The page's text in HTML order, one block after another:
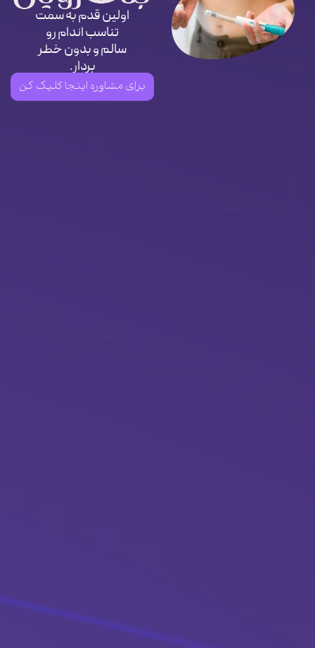
اولین قدم به سمت
تناسب اندام رو
سالم و بدون خطر
بردار.
برای مشاوره اینجا کلیک کن